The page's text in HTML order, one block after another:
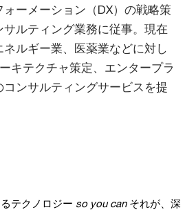
ーメーション（DX）の戦略策
ルティング業務に従事。現在
ルギー業、医薬業などに対し
キテクチャ策定、エンタープラ
ンサルティングサービスを提
テクノロジー so you can それが、深